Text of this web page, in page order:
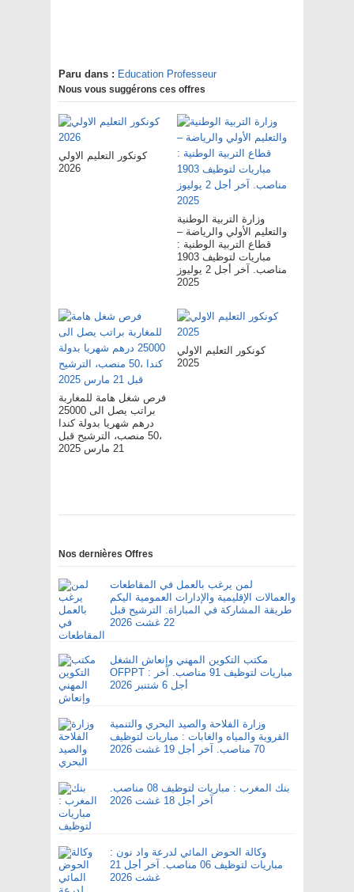
Paru dans : Education Professeur
Nous vous suggérons ces offres
كونكور التعليم الاولي
2026
وزارة التربية الوطنية
والتعليم الأولي والرياضة –
قطاع التربية الوطنية :
مباريات لتوظيف 1903
مناصب. آخر أجل 2 يوليوز
2025
فرص شغل هامة للمغاربة
براتب يصل الى 25000
درهم شهريا بدولة كندا
،50 منصب، الترشيح قبل
21 مارس 2025
كونكور التعليم الاولي
2025
Nos dernières Offres
لمن يرغب بالعمل في المقاطعات
والعمالات الإقليمية والإدارات العمومية اليكم
طريقة المشاركة في المباراة. الترشيح قبل
22 غشت 2026
مكتب التكوين المهني وإنعاش الشغل
OFPPT : مباريات لتوظيف 91 مناصب. آخر
أجل 6 شتنبر 2026
وزارة الفلاحة والصيد البحري والتنمية
القروية والمياه والغابات : مباريات لتوظيف
70 مناصب. آخر أجل 19 غشت 2026
بنك المغرب : مباريات لتوظيف 08 مناصب.
آخر أجل 18 غشت 2026
وكالة الحوض المائي لدرعة واد نون :
مباريات لتوظيف 06 مناصب. آخر أجل 21
غشت 2026